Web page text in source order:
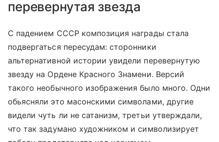
перевернутая звезда
С падением СССР композиция награды стала
подвергаться пересудам: сторонники
альтернативной истории увидели перевернутую
звезду на Ордене Красного Знамени. Версий
такого необычного изображения было много. Одни
обьясняли это масонскими символами, другие
видели чуть ли не сатанизм, третьи утверждали,
что так задумано художником и символизирует